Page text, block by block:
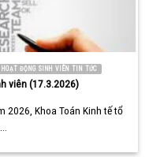
ĐỘNG SINH VIÊN TIN TỨC
viên (17.3.2026)
2026, Khoa Toán Kinh tế tổ